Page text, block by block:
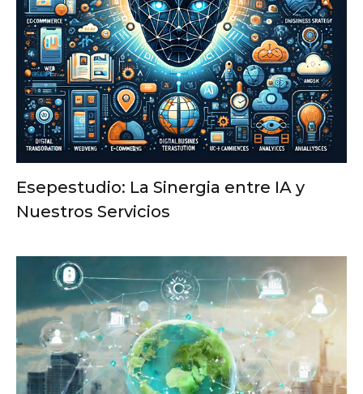
Esepestudio: La Sinergia entre IA y
Nuestros Servicios